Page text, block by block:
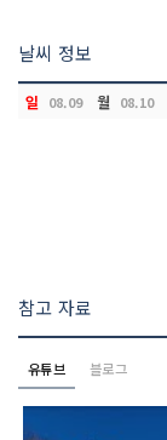
날씨 정보
일 08.09 월 08.10
참고 자료
유튜브 블로그